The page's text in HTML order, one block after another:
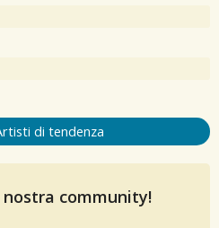
di tendenza
community!